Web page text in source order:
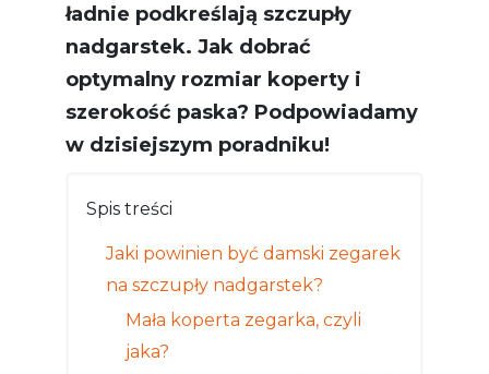
ładnie podkreślają szczupły
nadgarstek. Jak dobrać
optymalny rozmiar koperty i
szerokość paska? Podpowiadamy
w dzisiejszym poradniku!
Spis treści
Jaki powinien być damski zegarek
na szczupły nadgarstek?
Mała koperta zegarka, czyli
jaka?